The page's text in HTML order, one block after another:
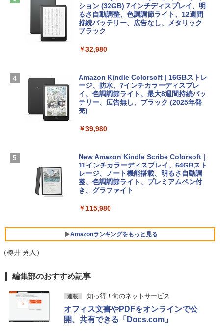
Apple 2026 MacBook Air M5チップ搭載
13インチノートブック：AIとApple Intell
igence、13.6インチLiquid Retinaディ
スプレイ、24GBユニファイドメモリ、1
ームカメラ、日本語キーボード、Touch I
￥298,901
【Amazon.co.jp限定】 HP ノートパソコ
ン 15-fd 15.6インチ 16GBメモリ 512GB
FMV ノートパソコン WE1-K3 (MS 365 P
ersonal/Copilotキー搭載/Win 11/15.6型/
Core i5/16GB/SSD 512GB/ホワイト) FM
VWK3E15W_AZ
￥119,800
￥39,582
定バーチャルアイテムを含む】 【オンラ
￥3,200
Robloxギフトカード - 1000 Robux 【限
インゲームコード】 ロブロックス |オン
￥1,600
めのAIコーディング入門シリーズ
￥99
FM TOWNS ハイパー・カタログ: 本体ハ
￥1,600
1冊ですべて身につくHTML & CSSとWe
ション (32GB) 7インチディスプレイ、明
るさ自動調整、色調調節ライト、12週間
持続バッテリー、広告なし、メタリック
ブラック
￥32,980
Amazon Kindle Colorsoft | 16GBストレ
ージ、防水、7インチカラーディスプレ
イ、色調調節ライト、最大8週間持続バッ
テリー、広告無し、ブラック (2025年発
売)
￥39,980
New Amazon Kindle Scribe Colorsoft |
11インチカラーディスプレイ、64GBスト
レージ、ノート機能搭載、明るさ自動調
整、色調調節ライト、プレミアムペン付
き、グラファイト
￥115,980
Amazonランキングをもっと見る
（樽井 秀人）
編集部のおすすめ記事
連載 知っ得！旬のネットサービス
オフィス文書やPDFをオンラインで公
開、共有できる「Docs.com」